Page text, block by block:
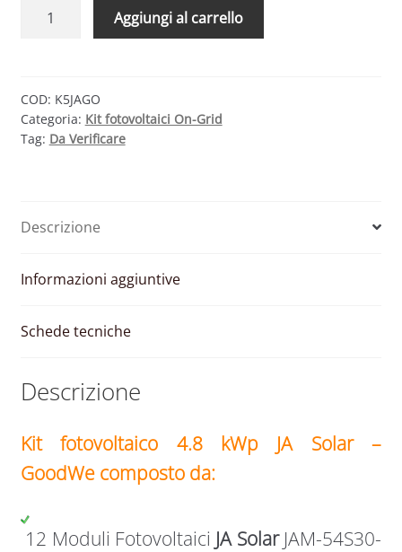
FOTOVOLTAICO
JA
SOLAR
–
Aggiungi al carrello
COD: K5JAGO
Categoria: Kit fotovoltaici On-Grid
Tag: Da Verificare
Descrizione
Informazioni aggiuntive
Schede tecniche
Descrizione
Kit fotovoltaico 4.8 kWp JA Solar –
GoodWe composto da:
12 Moduli Fotovoltaici JA Solar JAM-54S30-